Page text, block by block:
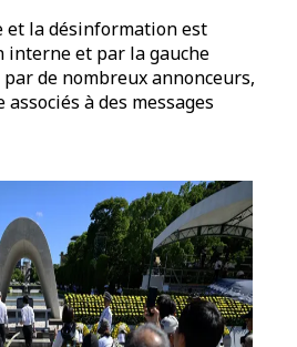
et la désinformation est
interne et par la gauche
de nombreux annonceurs,
à des messages